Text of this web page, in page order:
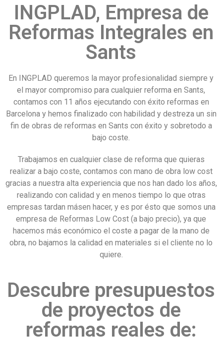
INGPLAD, Empresa de
Reformas Integrales en
Sants
En INGPLAD queremos la mayor profesionalidad siempre y
el mayor compromiso para cualquier reforma en Sants,
contamos con 11 años ejecutando con éxito reformas en
Barcelona y hemos finalizado con habilidad y destreza un sin
fin de obras de reformas en Sants con éxito y sobretodo a
bajo coste.
Trabajamos en cualquier clase de reforma que quieras
realizar a bajo coste, contamos con mano de obra low cost
gracias a nuestra alta experiencia que nos han dado los años,
realizando con calidad y en menos tiempo lo que otras
empresas tardan másen hacer, y es por ésto que somos una
empresa de Reformas Low Cost (a bajo precio), ya que
hacemos más económico el coste a pagar de la mano de
obra, no bajamos la calidad en materiales si el cliente no lo
quiere.
Descubre presupuestos
de proyectos de
reformas reales de: